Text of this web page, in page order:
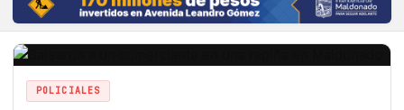
POLICIALES